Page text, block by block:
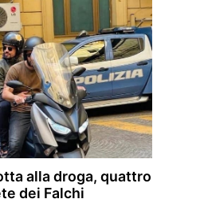
alla droga, quattro
dei Falchi